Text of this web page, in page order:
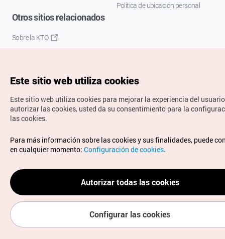
Política de ubicación personal
Otros sitios relacionados
Sobre la KTO
Copyrights © Organización de Turismo de Corea. Todos los
derechos reservados.
Para informes de errores y cuestiones relacionadas con el
sitio web, dirija sus consultas al correoelectrónico oficial:
spanish@knto.or.kr
Este sitio web utiliza cookies
Este sitio web utiliza cookies para mejorar la experiencia del
autorizar las cookies, usted da su consentimiento para la
las cookies.
Para más información sobre las cookies y sus finalidades, puede
en cualquier momento: Configuración de cookies.
Autorizar todas las cookies
Configurar las cookies